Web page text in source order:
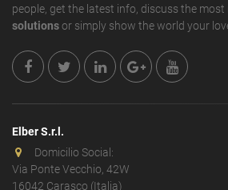
people, get the latest info, discuss the most
solutionsor simply show the world your
Elber S.r.l.
Domicilio Social:
Via Ponte Vecchio, 42W
16042 Carasco (Italia)